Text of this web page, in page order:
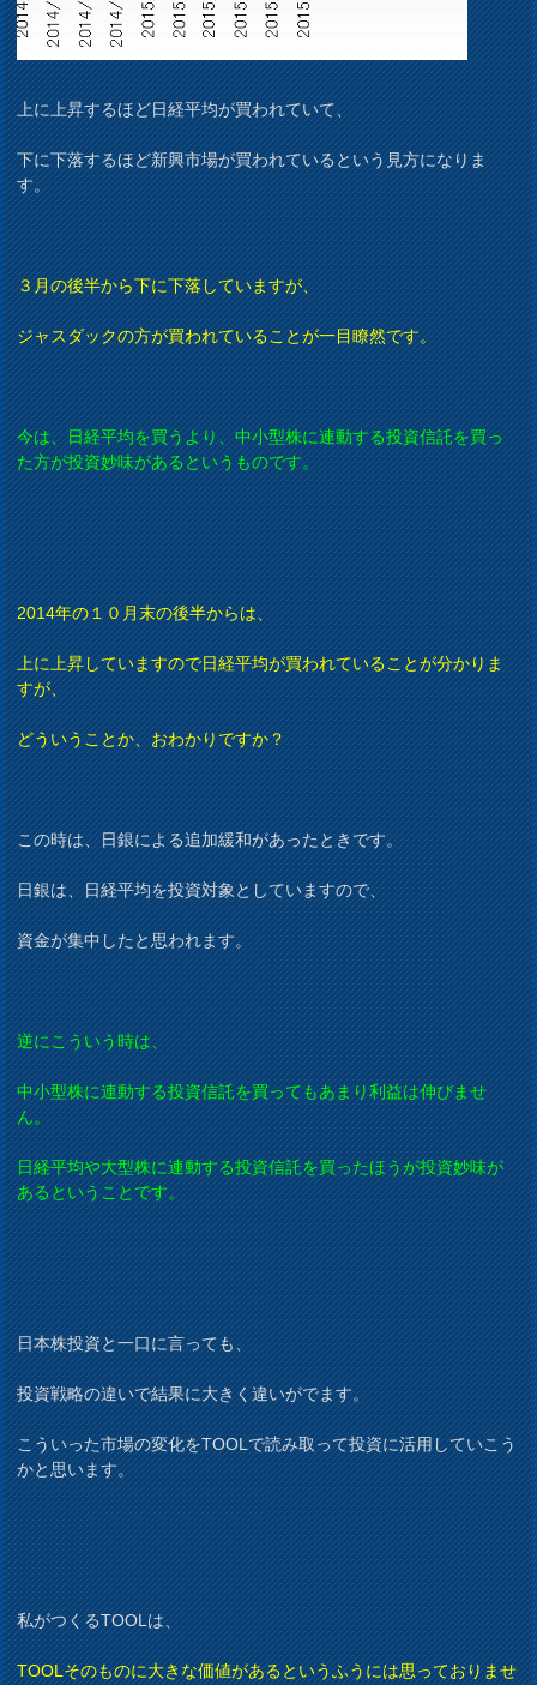
上に上昇するほど日経平均が買われていて、
下に下落するほど新興市場が買われているという見方になりま
す。
３月の後半から下に下落していますが、
ジャスダックの方が買われていることが一目瞭然です。
今は、日経平均を買うより、中小型株に連動する投資信託を買っ
た方が投資妙味があるというものです。
2014年の１０月末の後半からは、
上に上昇していますので日経平均が買われていることが分かりま
すが、
どういうことか、おわかりですか？
この時は、日銀による追加緩和があったときです。
日銀は、日経平均を投資対象としていますので、
資金が集中したと思われます。
逆にこういう時は、
中小型株に連動する投資信託を買ってもあまり利益は伸びませ
ん。
日経平均や大型株に連動する投資信託を買ったほうが投資妙味が
あるということです。
日本株投資と一口に言っても、
投資戦略の違いで結果に大きく違いがでます。
こういった市場の変化をTOOLで読み取って投資に活用していこう
かと思います。
私がつくるTOOLは、
TOOLそのものに大きな価値があるというふうには思っておりませ